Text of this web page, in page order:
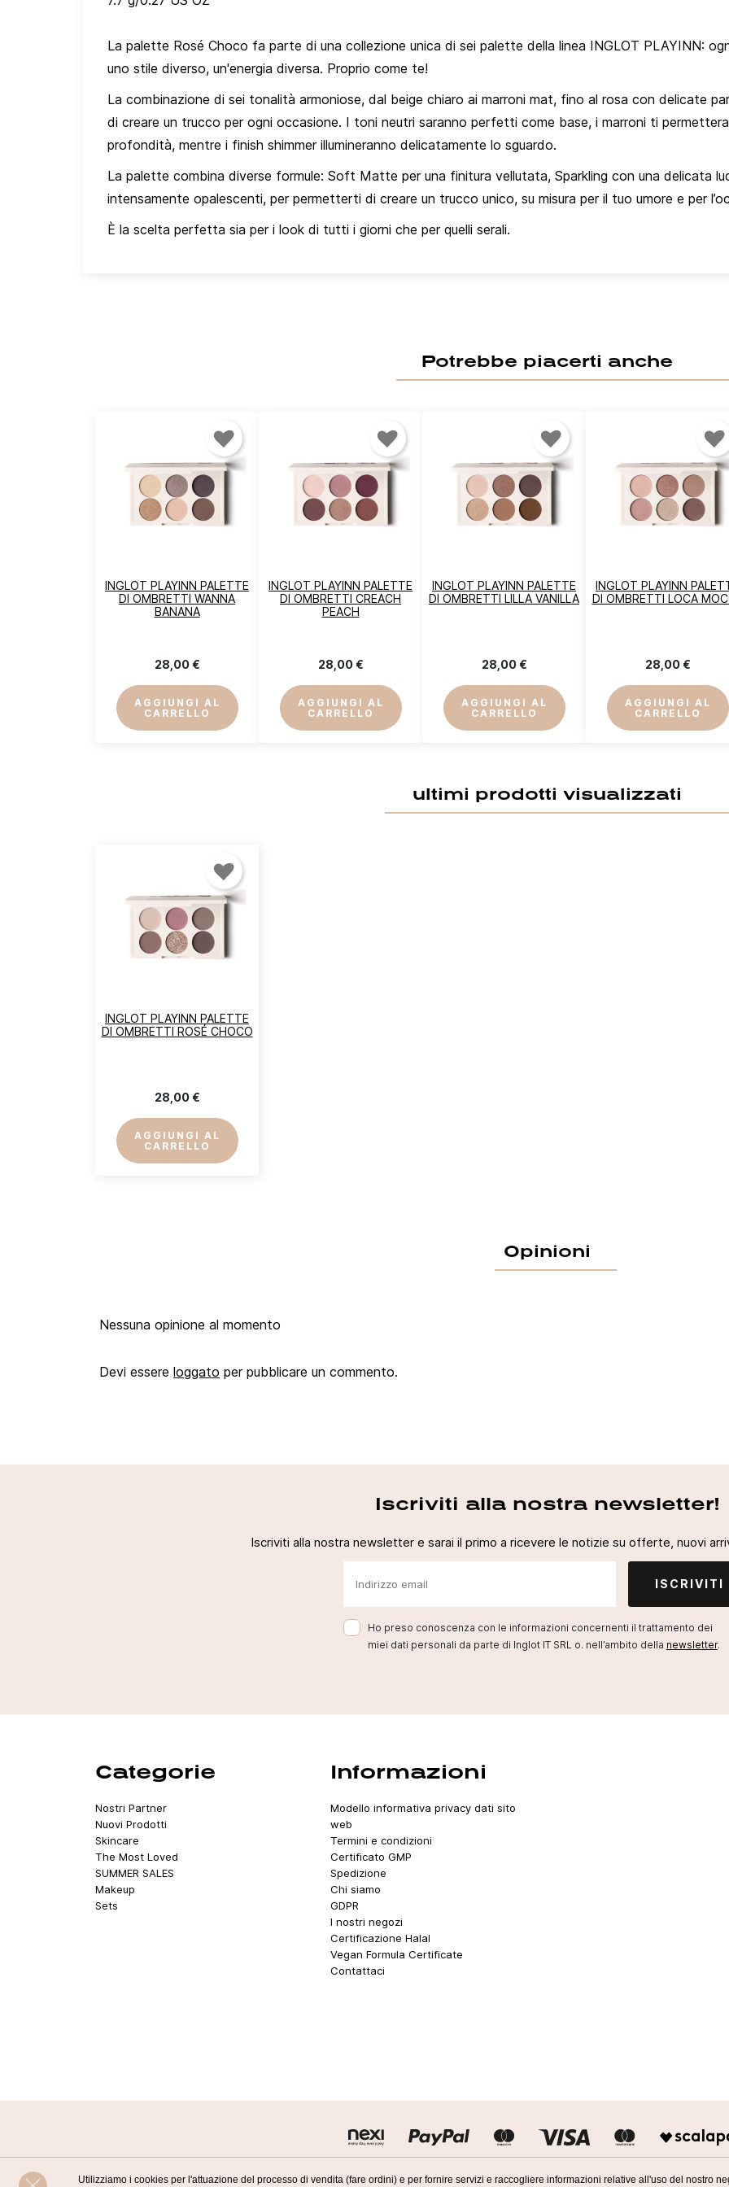
Utilizziamo i cookies per l'attuazione del processo di vendita (fare ordini) e per fornire servizi e raccogliere informazioni relative all'uso del nostro
La palette Rosé Choco fa parte di una collezione unica di sei palette della linea INGLOT PLAYINN:
uno stile diverso, un'energia diversa. Proprio come te!
La combinazione di sei tonalità armoniose, dal beige chiaro ai marroni mat, fino al rosa con delicate
di creare un trucco per ogni occasione. I toni neutri saranno perfetti come base, i marroni ti
profondità, mentre i finish shimmer illumineranno delicatamente lo sguardo.
La palette combina diverse formule: Soft Matte per una finitura vellutata, Sparkling con una delicata
intensamente opalescenti, per permetterti di creare un trucco unico, su misura per il tuo umore e per
È la scelta perfetta sia per i look di tutti i giorni che per quelli serali.
Potrebbe piacerti anche
INGLOT PLAYINN PALETTE
DI OMBRETTI WANNA
BANANA
28,00 €
AGGIUNGI AL
CARRELLO
INGLOT PLAYINN PALETTE
DI OMBRETTI CREACH
PEACH
28,00 €
AGGIUNGI AL
CARRELLO
INGLOT PLAYINN PALETTE
DI OMBRETTI LILLA VANILLA
28,00 €
AGGIUNGI AL
CARRELLO
INGLOT PLAYINN
DI OMBRETTI LOCA
28,00 €
AGGIUNGI AL
CARRELLO
ultimi prodotti visualizzati
INGLOT PLAYINN PALETTE
DI OMBRETTI ROSÉ CHOCO
28,00 €
AGGIUNGI AL
CARRELLO
Opinioni
Nessuna opinione al momento
Devi essere loggato per pubblicare un commento.
Iscriviti alla nostra newsletter!
Iscriviti alla nostra newsletter e sarai il primo a ricevere le notizie su offerte, nuovi
ISCRIVITI
Ho preso conoscenza con le informazioni concernenti il trattamento dei
miei dati personali da parte di Inglot IT SRL o. nell’ambito della newsletter.
Categorie
Nostri Partner
Nuovi Prodotti
Skincare
The Most Loved
SUMMER SALES
Makeup
Sets
Informazioni
Modello informativa privacy dati sito
web
Termini e condizioni
Certificato GMP
Spedizione
Chi siamo
GDPR
I nostri negozi
Certificazione Halal
Vegan Formula Certificate
Contattaci
Accedi
Devi essere loggato per salvare prodotti nella tua lista dei desideri.